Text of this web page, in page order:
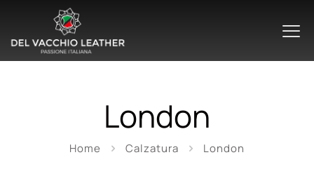
London
Home Calzatura London